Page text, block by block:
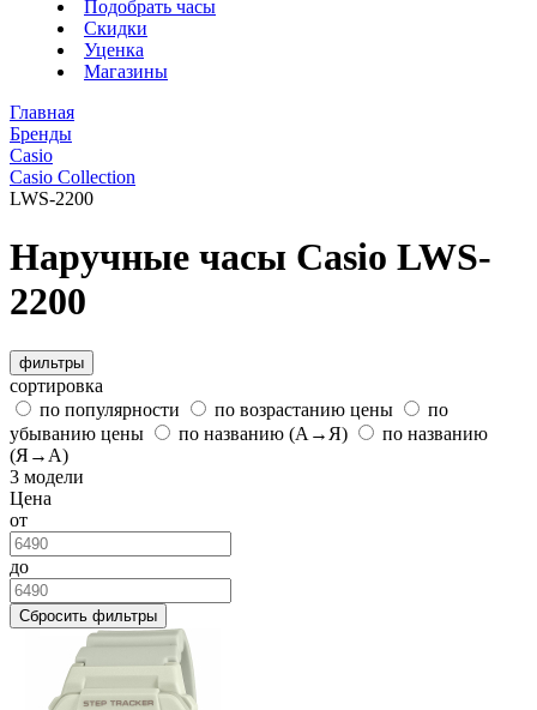
Подобрать часы
Скидки
Уценка
Магазины
Главная
Бренды
Casio
Casio Collection
LWS-2200
Наручные часы Casio LWS-
2200
фильтры
сортировка
по популярности
по возрастанию цены
по
убыванию цены
по названию (А→Я)
по названию
(Я→А)
3 модели
Цена
от
до
Сбросить фильтры